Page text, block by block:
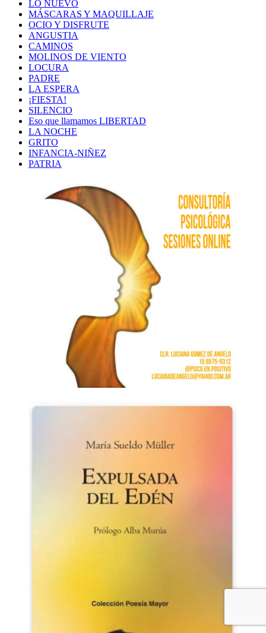
LO NUEVO
MÁSCARAS Y MAQUILLAJE
OCIO Y DISFRUTE
ANGUSTIA
CAMINOS
MOLINOS DE VIENTO
LOCURA
PADRE
LA ESPERA
¡FIESTA!
SILENCIO
Eso que llamamos LIBERTAD
LA NOCHE
GRITO
INFANCIA-NIÑEZ
PATRIA